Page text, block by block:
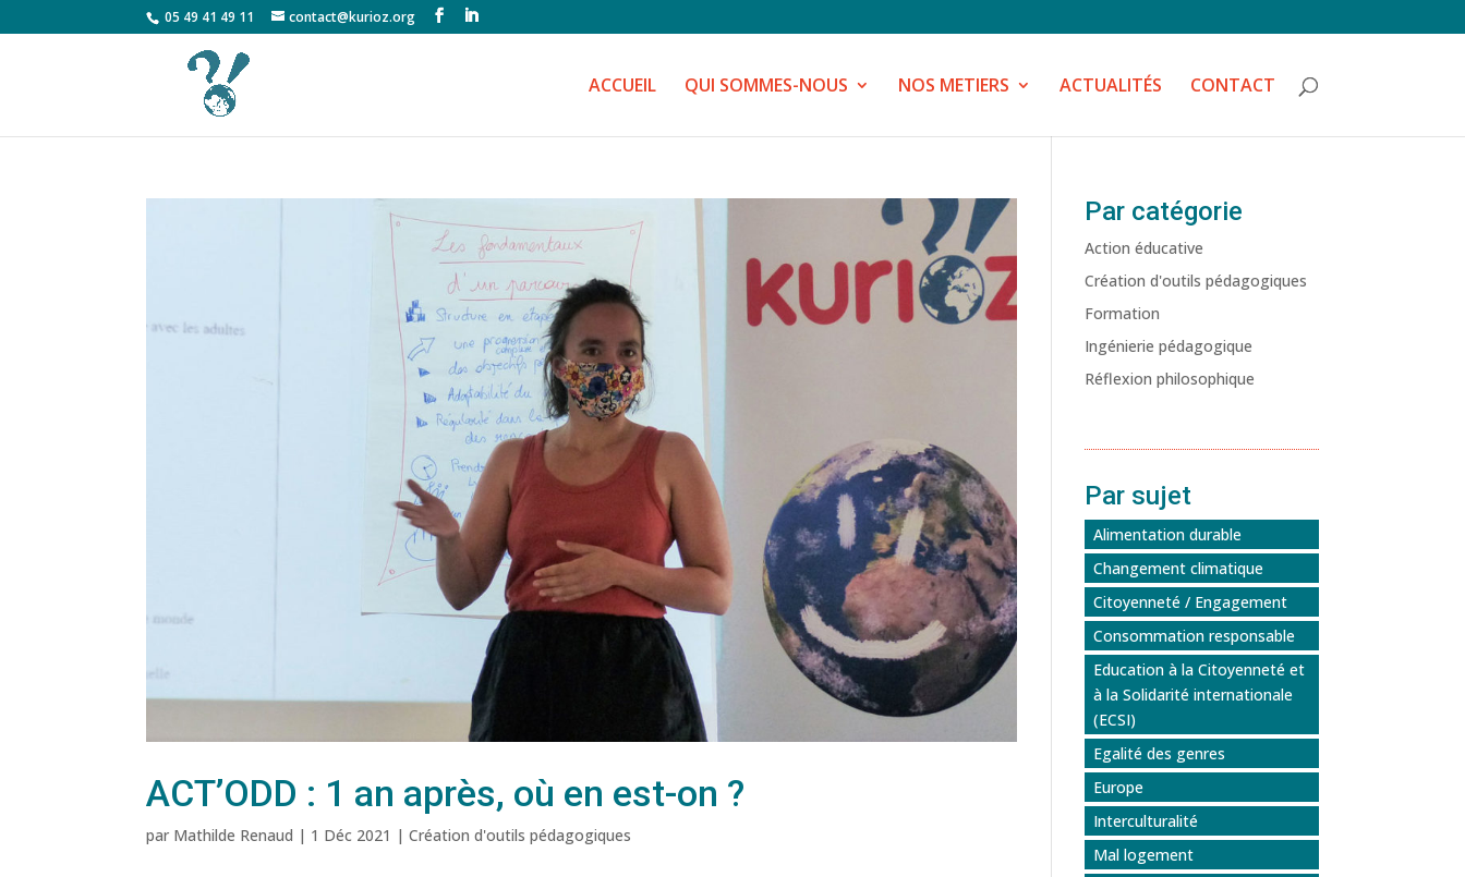
05 49 41 49 11 contact@kurioz.org
ACCUEIL QUI SOMMES-NOUS NOS METIERS ACTUALITÉS CONTACT
ACT’ODD : 1 an après, où en est-on ?
par Mathilde Renaud | 1 Déc 2021 |Création d'outils pédagogiques
Par catégorie
Action éducative
Création d'outils pédagogiques
Formation
Ingénierie pédagogique
Réflexion philosophique
Par sujet
Alimentation durable
Changement climatique
Citoyenneté / Engagement
Consommation responsable
Education à la Citoyenneté et
à la Solidarité internationale
(ECSI)
Egalité des genres
Europe
Interculturalité
Mal logement